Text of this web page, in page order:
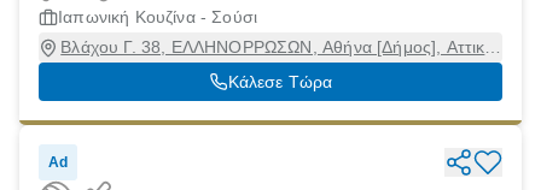
Ιαπωνική Κουζίνα - Σούσι
Βλάχου Γ. 38, ΕΛΛΗΝΟΡΡΩΣΩΝ, Αθήνα [Δήμος], Αττική,
11525
Κάλεσε Τώρα
Ad